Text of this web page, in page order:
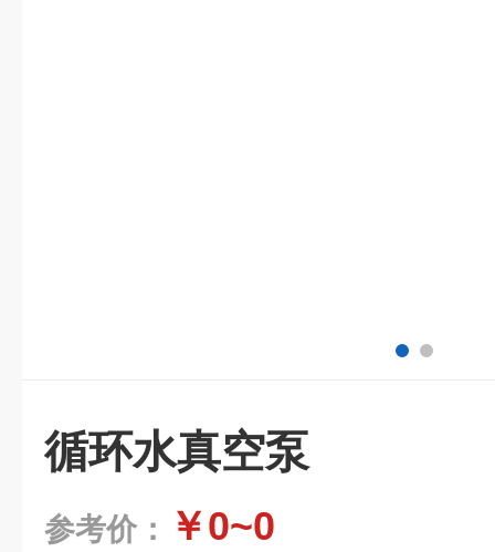
循环水真空泵
参考价： ￥0~0